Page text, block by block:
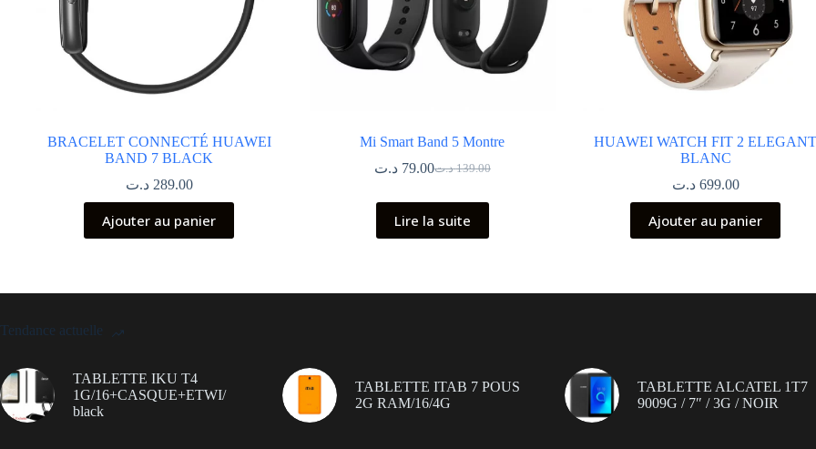
BRACELET CONNECTÉ HUAWEI
BAND 7 BLACK
289.00 د.ت
Ajouter au panier
Mi Smart Band 5 Montre
139.00 د.ت
Le
était :
79.00 د.ت
Le
est :
Lire la suite
HUAWEI WATCH FIT 2 ELEGANT
BLANC
699.00 د.ت
Ajouter au panier
Tendance actuelle
TABLETTE IKU T4
1G/16+CASQUE+ETWI/
black
TABLETTE ITAB 7 POUS
2G RAM/16/4G
TABLETTE ALCATEL 1T7
9009G / 7″ / 3G / NOIR